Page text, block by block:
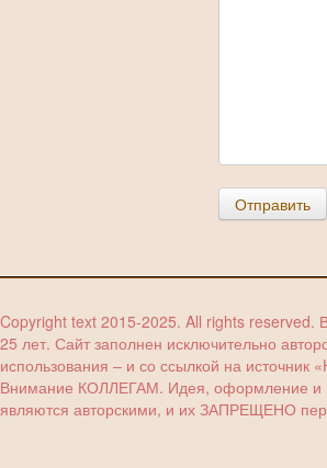
Отправить
Copyright text 2015-2025. All rights
25 лет. Сайт заполнен исключительно
использования – и со ссылкой на
Внимание КОЛЛЕГАМ. Идея, оформление и
являются авторскими, и их ЗАПРЕЩЕНО